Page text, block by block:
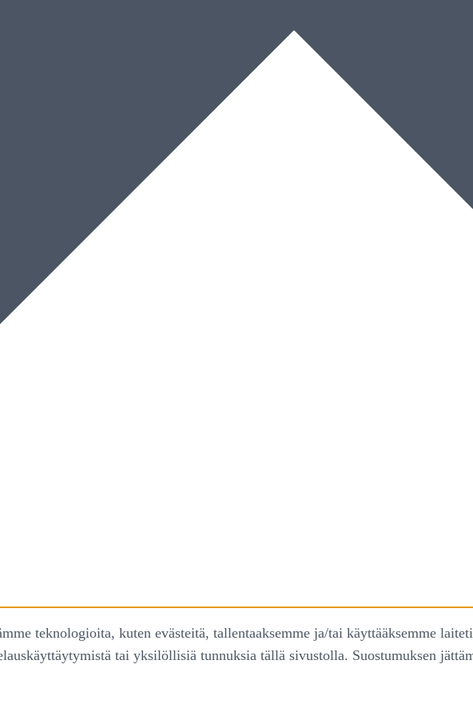
teknologioita, kuten evästeitä, tallentaaksemme ja/tai käyttääksemme
tai yksilöllisiä tunnuksia tällä sivustolla. Suostumuksen